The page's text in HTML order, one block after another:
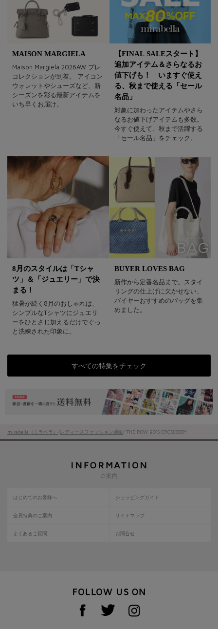
MAISON MARGIELA
Maison Margiela 2026AW プレ
コレクションが到着。 アイコン
ウォレットやシューズなど、新
シーズンを彩る最新アイテムを
いち早くお届け。
【FINAL SALEスタート】
追加アイテム＆さらなるお
値下げも！ いますぐ使え
る、秋まで使える「セール
名品」
対象に加わったアイテムやさら
なるお値下げアイテムも多数。
今すぐ使えて、秋まで活躍する
「セール名品」をチェック。
8月のスタイルは「Tシャ
ツ」＆「ジュエリー」で決
まる！
猛暑が続く8月のおしゃれは、
シンプルなTシャツにジュエリ
ーをひとさじ加えるだけでぐっ
と洗練された印象に。
BUYER LOVES BAG
新作から定番名品まで。スタイ
リングの仕上げに欠かせない、
バイヤーおすすめのバッグを集
めました。
すべての特集をチェック
mirabella（ミラベラ） / レディースファッション通販 / THE ROW 90’S CROSSBODY
はじめてのお客様へ ショッピングガイド
会員特典のご案内 サイトマップ
よくあるご質問 お問合せ